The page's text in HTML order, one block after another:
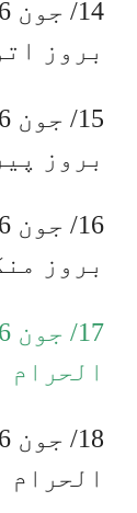
بروز
بروز پیر
بروز